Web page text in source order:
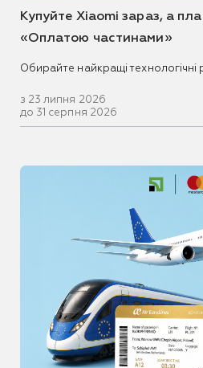
Купуйте Xiaomi зараз, а
«Оплатою частинами»
Обирайте найкращі технологічні
з 23 липня 2026
до 31 серпня 2026